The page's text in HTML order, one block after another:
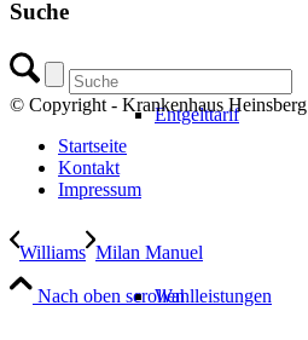
Entgelttarif
Wahlleistungen
Suche
© Copyright - Krankenhaus Heinsberg
Startseite
Kontakt
Impressum
Williams Milan Manuel
Nach oben scrollen